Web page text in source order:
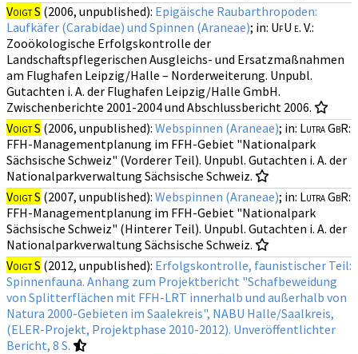
Voigt S (2006, unpublished): Epigäische Raubarthropoden:
Laufkäfer (Carabidae) und Spinnen (Araneae); in: UfU e. V.:
Zooökologische Erfolgskontrolle der
Landschaftspflegerischen Ausgleichs- und Ersatzmaßnahmen
am Flughafen Leipzig/Halle – Norderweiterung. Unpubl.
Gutachten i. A. der Flughafen Leipzig/Halle GmbH.
Zwischenberichte 2001-2004 und Abschlussbericht 2006.
Voigt S (2006, unpublished): Webspinnen (Araneae); in: Lutra GbR:
FFH-Managementplanung im FFH-Gebiet "Nationalpark
Sächsische Schweiz" (Vorderer Teil). Unpubl. Gutachten i. A. der
Nationalparkverwaltung Sächsische Schweiz.
Voigt S (2007, unpublished): Webspinnen (Araneae); in: Lutra GbR:
FFH-Managementplanung im FFH-Gebiet "Nationalpark
Sächsische Schweiz" (Hinterer Teil). Unpubl. Gutachten i. A. der
Nationalparkverwaltung Sächsische Schweiz.
Voigt S (2012, unpublished): Erfolgskontrolle, faunistischer Teil:
Spinnenfauna. Anhang zum Projektbericht "Schafbeweidung
von Splitterflächen mit FFH-LRT innerhalb und außerhalb von
Natura 2000-Gebieten im Saalekreis", NABU Halle/Saalkreis,
(ELER-Projekt, Projektphase 2010-2012). Unveröffentlichter
Bericht, 8 S.